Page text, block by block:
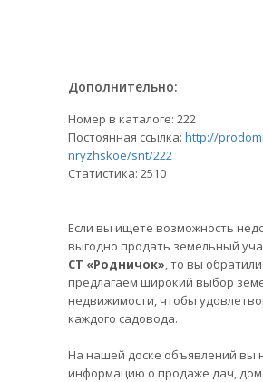
Дополнительно:
Номер в каталоге: 222
Постоянная ссылка: http://
nryzhskoe/snt/222
Статистика: 2510
Если вы ищете возможность
выгодно продать земельный
СТ «Родничок», то вы
предлагаем широкий выбор
недвижимости, чтобы
каждого садовода.
На нашей доске объявлений вы
информацию о продаже дач,